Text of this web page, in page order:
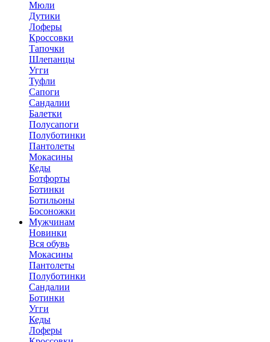
Мюли
Дутики
Лоферы
Кроссовки
Тапочки
Шлепанцы
Угги
Туфли
Сапоги
Сандалии
Балетки
Полусапоги
Полуботинки
Пантолеты
Мокасины
Кеды
Ботфорты
Ботинки
Ботильоны
Босоножки
Мужчинам
Новинки
Вся обувь
Мокасины
Пантолеты
Полуботинки
Сандалии
Ботинки
Угги
Кеды
Лоферы